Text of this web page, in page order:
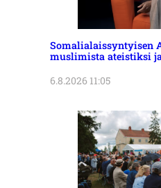
Somalialaissyntyisen
muslimista ateistiksi
6.8.2026 11:05